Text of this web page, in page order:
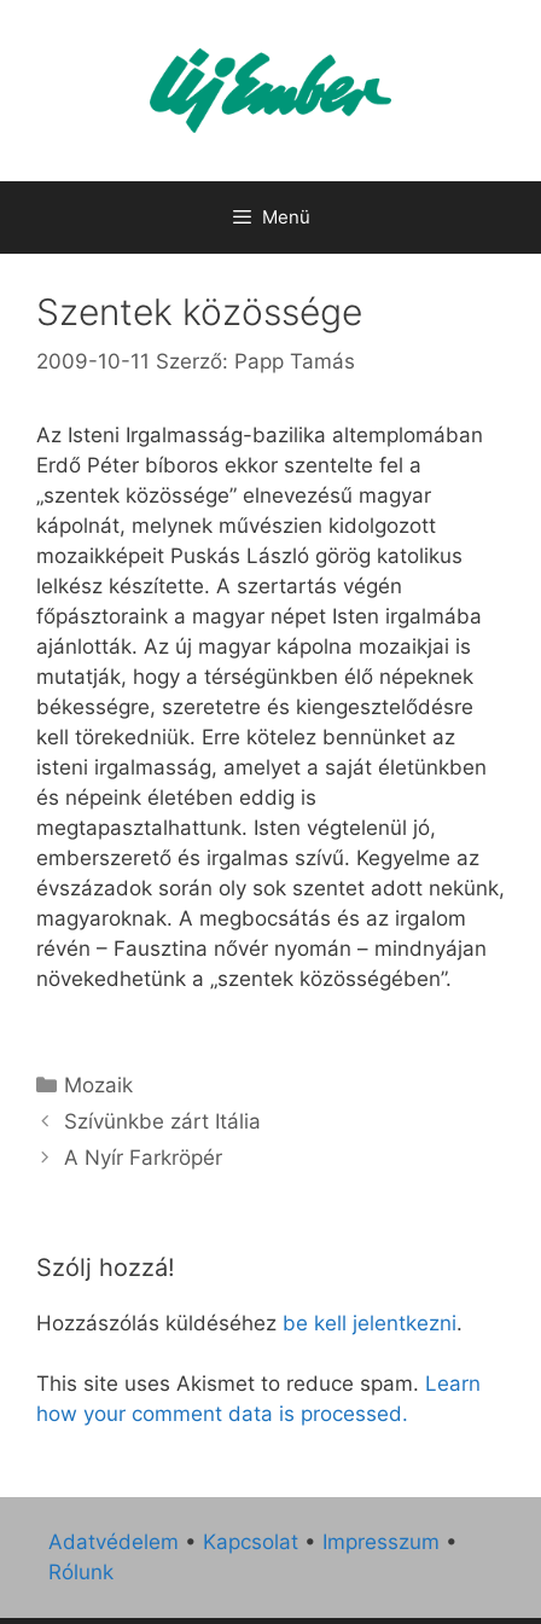
Menü
Szentek közössége
2009-10-11 Szerző: Papp Tamás
Az Isteni Irgalmasság-bazilika altemplomában
Erdő Péter bíboros ekkor szentelte fel a
„szentek közössége” elnevezésű magyar
kápolnát, melynek művészien kidolgozott
mozaikképeit Puskás László görög katolikus
lelkész készítette. A szertartás végén
főpásztoraink a magyar népet Isten irgalmába
ajánlották. Az új magyar kápolna mozaikjai is
mutatják, hogy a térségünkben élő népeknek
békességre, szeretetre és kiengesztelődésre
kell törekedniük. Erre kötelez bennünket az
isteni irgalmasság, amelyet a saját életünkben
és népeink életében eddig is
megtapasztalhattunk. Isten végtelenül jó,
emberszerető és irgalmas szívű. Kegyelme az
évszázadok során oly sok szentet adott nekünk,
magyaroknak. A megbocsátás és az irgalom
révén – Fausztina nővér nyomán – mindnyájan
növekedhetünk a „szentek közösségében”.
Kategória
Mozaik
Szívünkbe zárt Itália
A Nyír Farkröpér
Szólj hozzá!
Hozzászólás küldéséhez be kell jelentkezni.
This site uses Akismet to reduce spam. Learn
how your comment data is processed.
Adatvédelem • Kapcsolat • Impresszum •
Rólunk